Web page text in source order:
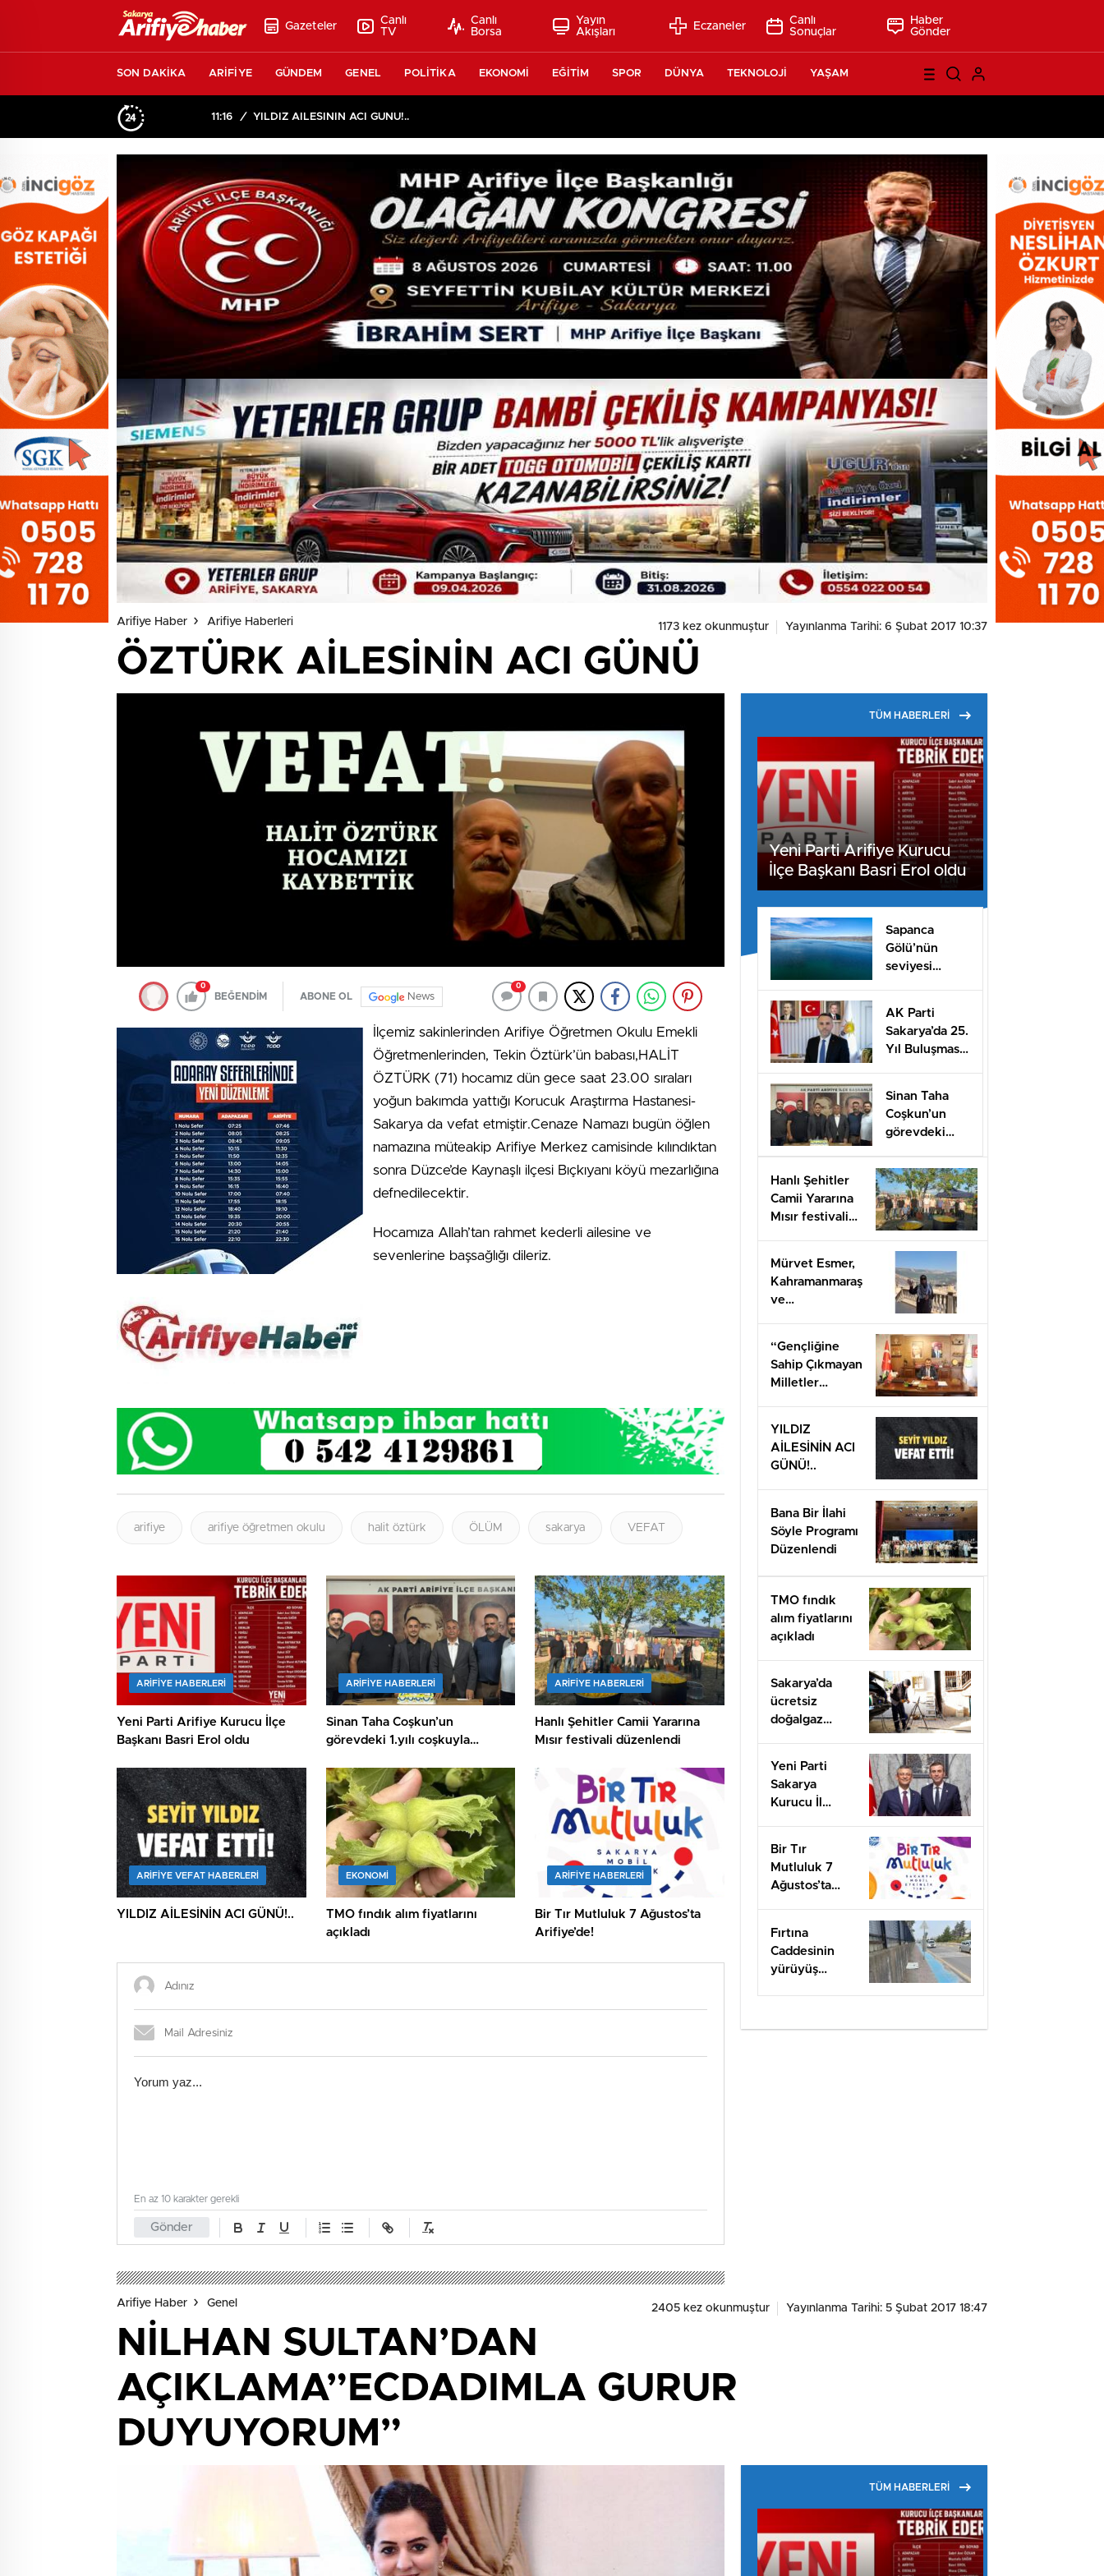
Gazeteler
Canlı
TV
Canlı
Borsa
Yayın
Akışları
Eczaneler
Canlı
Sonuçlar
Haber
Gönder
SON DAKİKA ARİFİYE GÜNDEM GENEL POLİTİKA EKONOMİ EĞİTİM SPOR DÜNYA TEKNOLOJİ YAŞAM
11:16 / YILDIZ AİLESİNİN ACI GÜNÜ!..
Arifiye Haber Arifiye Haberleri 1173 kez okunmuştur Yayınlanma Tarihi: 6 Şubat 2017 10:37
ÖZTÜRK AİLESİNİN ACI GÜNÜ
0
BEĞENDİM ABONE OL News
0
İlçemiz sakinlerinden Arifiye Öğretmen Okulu Emekli
Öğretmenlerinden, Tekin Öztürk’ün babası,HALİT
ÖZTÜRK (71) hocamız dün gece saat 23.00 sıraları
yoğun bakımda yattığı Korucuk Araştırma Hastanesi-
Sakarya da vefat etmiştir.Cenaze Namazı bugün öğlen
namazına müteakip Arifiye Merkez camisinde kılındıktan
sonra Düzce’de Kaynaşlı ilçesi Bıçkıyanı köyü mezarlığına
defnedilecektir.
Hocamıza Allah’tan rahmet kederli ailesine ve
sevenlerine başsağlığı dileriz.
arifiye arifiye öğretmen okulu halit öztürk ÖLÜM sakarya VEFAT
ARIFIYE HABERLERI
Yeni Parti Arifiye Kurucu İlçe
Başkanı Basri Erol oldu
ARIFIYE HABERLERI
Sinan Taha Coşkun’un
görevdeki 1.yılı coşkuyla
ARIFIYE HABERLERI
Hanlı Şehitler Camii Yararına
Mısır festivali düzenlendi
ARIFIYE VEFAT HABERLERI
YILDIZ AİLESİNİN ACI GÜNÜ!..
EKONOMİ
TMO fındık alım fiyatlarını
açıkladı
ARIFIYE HABERLERI
Bir Tır Mutluluk 7 Ağustos’ta
Arifiye’de!
Gönder
En az 10 karakter gerekli
TÜM HABERLERİ
Yeni Parti Arifiye Kurucu
İlçe Başkanı Basri Erol oldu
Sapanca
Gölü’nün
seviyesi
üzerinde
AK Parti
Sakarya’da 25.
Yıl Buluşması
Sinan Taha
Coşkun’un
görevdeki
kutlandı.
Hanlı Şehitler
Camii Yararına
Mısır festivali
Mürvet Esmer,
Kahramanmaraş
ve
mesaj
gönderdi.
“Gençliğine
Sahip Çıkmayan
Milletler
YILDIZ
AİLESİNİN ACI
GÜNÜ!..
Bana Bir İlahi
Söyle Programı
Düzenlendi
TMO fındık
alım fiyatlarını
açıkladı
Sakarya’da
ücretsiz
doğalgaz
başladı
Yeni Parti
Sakarya
Kurucu İl
Bir Tır
Mutluluk 7
Ağustos’ta
Fırtına
Caddesinin
yürüyüş
Arifiye Haber Genel 2405 kez okunmuştur Yayınlanma Tarihi: 5 Şubat 2017 18:47
NİLHAN SULTAN’DAN
AÇIKLAMA”ECDADIMLA GURUR
DUYUYORUM”
TÜM HABERLERİ